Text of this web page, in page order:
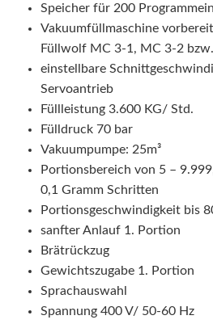
Speicher für 200
Vakuumfüllmaschine
Füllwolf MC 3-1, MC 3-2
einstellbare
Servoantrieb
Füllleistung 3.600 KG/ Std.
Fülldruck 70 bar
Vakuumpumpe: 25m³
Portionsbereich von 5 –
0,1 Gramm Schritten
Portionsgeschwindigkeit bis
sanfter Anlauf 1. Portion
Brätrückzug
Gewichtszugabe 1. Portion
Sprachauswahl
Spannung 400 V/ 50-60 Hz